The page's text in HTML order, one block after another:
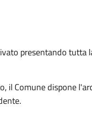
presentando
il Comune dispone